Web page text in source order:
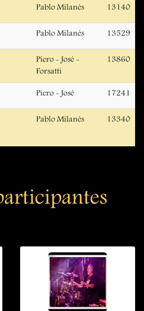
Pablo Milanés 13140
Pablo Milanés 13529
Piero - José -
Forsatti
13860
Piero - José 17241
Pablo Milanés 13340